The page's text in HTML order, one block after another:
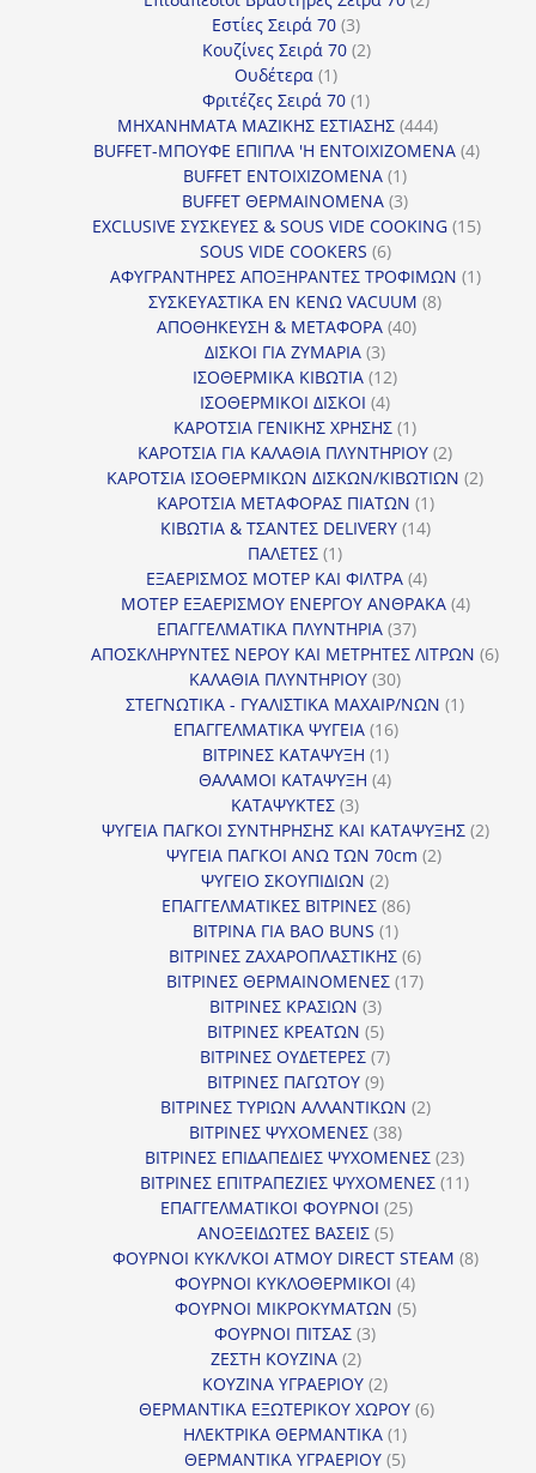
Εστίες Σειρά 70 33
προϊόντα
Κουζίνες Σειρά 70 22
Ουδέτερα 11
προϊόν
Φριτέζες Σειρά 70 11
προϊόν
ΜΗΧΑΝΗΜΑΤΑ ΜΑΖΙΚΗΣ ΕΣΤΙΑΣΗΣ 444444
προϊόντα
BUFFET-ΜΠΟΥΦΕ ΕΠΙΠΛΑ 'Η ΕΝΤΟΙΧΙΖΟΜΕΝΑ 44
BUFFET ΕΝΤΟΙΧΙΖΟΜΕΝΑ 11
προϊόν
BUFFET ΘΕΡΜΑΙΝΟΜΕΝΑ 33
προϊόντα
EXCLUSIVE ΣΥΣΚΕΥΕΣ & SOUS VIDE COOKING 1515
SOUS VIDE COOKERS 66
προϊόντα
ΑΦΥΓΡΑΝΤΗΡΕΣ ΑΠΟΞΗΡΑΝΤΕΣ ΤΡΟΦΙΜΩΝ 11
ΣΥΣΚΕΥΑΣΤΙΚΑ ΕΝ ΚΕΝΩ VACUUM 88
ΑΠΟΘΗΚΕΥΣΗ & ΜΕΤΑΦΟΡΑ 4040
ΔΙΣΚΟΙ ΓΙΑ ΖΥΜΑΡΙΑ 33
προϊόντα
ΙΣΟΘΕΡΜΙΚΑ ΚΙΒΩΤΙΑ 1212
ΙΣΟΘΕΡΜΙΚΟΙ ΔΙΣΚΟΙ 44
προϊόντα
ΚΑΡΟΤΣΙΑ ΓΕΝΙΚΗΣ ΧΡΗΣΗΣ 11
προϊόν
ΚΑΡΟΤΣΙΑ ΓΙΑ ΚΑΛΑΘΙΑ ΠΛΥΝΤΗΡΙΟΥ 22
προϊόντα
ΚΑΡΟΤΣΙΑ ΙΣΟΘΕΡΜΙΚΩΝ ΔΙΣΚΩΝ/ΚΙΒΩΤΙΩΝ 22
ΚΑΡΟΤΣΙΑ ΜΕΤΑΦΟΡΑΣ ΠΙΑΤΩΝ 11
προϊόν
ΚΙΒΩΤΙΑ & ΤΣΑΝΤΕΣ DELIVERY 1414
ΠΑΛΕΤΕΣ 11
προϊόν
ΕΞΑΕΡΙΣΜΟΣ ΜΟΤΕΡ ΚΑΙ ΦΙΛΤΡΑ 44
προϊόντα
ΜΟΤΕΡ ΕΞΑΕΡΙΣΜΟΥ ΕΝΕΡΓΟΥ ΑΝΘΡΑΚΑ 44
ΕΠΑΓΓΕΛΜΑΤΙΚΑ ΠΛΥΝΤΗΡΙΑ 3737
προϊόντα
ΑΠΟΣΚΛΗΡΥΝΤΕΣ ΝΕΡΟΥ ΚΑΙ ΜΕΤΡΗΤΕΣ ΛΙΤΡΩΝ 66
ΚΑΛΑΘΙΑ ΠΛΥΝΤΗΡΙΟΥ 3030
προϊόντα
ΣΤΕΓΝΩΤΙΚΑ - ΓΥΑΛΙΣΤΙΚΑ ΜΑΧΑΙΡ/ΝΩΝ 11
ΕΠΑΓΓΕΛΜΑΤΙΚΑ ΨΥΓΕΙΑ 1616
ΒΙΤΡΙΝΕΣ ΚΑΤΑΨΥΞΗ 11
προϊόν
ΘΑΛΑΜΟΙ ΚΑΤΑΨΥΞΗ 44
ΚΑΤΑΨΥΚΤΕΣ 33
προϊόντα
ΨΥΓΕΙΑ ΠΑΓΚΟΙ ΣΥΝΤΗΡΗΣΗΣ ΚΑΙ ΚΑΤΑΨΥΞΗΣ 22
ΨΥΓΕΙΑ ΠΑΓΚΟΙ ΑΝΩ ΤΩΝ 70cm 22
ΨΥΓΕΙΟ ΣΚΟΥΠΙΔΙΩΝ 22
προϊόντα
ΕΠΑΓΓΕΛΜΑΤΙΚΕΣ ΒΙΤΡΙΝΕΣ 8686
ΒΙΤΡΙΝΑ ΓΙΑ BAO BUNS 11
προϊόν
ΒΙΤΡΙΝΕΣ ΖΑΧΑΡΟΠΛΑΣΤΙΚΗΣ 66
προϊόντα
ΒΙΤΡΙΝΕΣ ΘΕΡΜΑΙΝΟΜΕΝΕΣ 1717
ΒΙΤΡΙΝΕΣ ΚΡΑΣΙΩΝ 33
προϊόντα
ΒΙΤΡΙΝΕΣ ΚΡΕΑΤΩΝ 55
προϊόντα
ΒΙΤΡΙΝΕΣ ΟΥΔΕΤΕΡΕΣ 77
ΒΙΤΡΙΝΕΣ ΠΑΓΩΤΟΥ 99
προϊόντα
ΒΙΤΡΙΝΕΣ ΤΥΡΙΩΝ ΑΛΛΑΝΤΙΚΩΝ 22
ΒΙΤΡΙΝΕΣ ΨΥΧΟΜΕΝΕΣ 3838
προϊόντα
ΒΙΤΡΙΝΕΣ ΕΠΙΔΑΠΕΔΙΕΣ ΨΥΧΟΜΕΝΕΣ 2323
προϊόντα
ΒΙΤΡΙΝΕΣ ΕΠΙΤΡΑΠΕΖΙΕΣ ΨΥΧΟΜΕΝΕΣ 1111
ΕΠΑΓΓΕΛΜΑΤΙΚΟΙ ΦΟΥΡΝΟΙ 2525
ΑΝΟΞΕΙΔΩΤΕΣ ΒΑΣΕΙΣ 55
προϊόντα
ΦΟΥΡΝΟΙ ΚΥΚΛ/ΚΟΙ ΑΤΜΟΥ DIRECT STEAM 88
ΦΟΥΡΝΟΙ ΚΥΚΛΟΘΕΡΜΙΚΟΙ 44
προϊόντα
ΦΟΥΡΝΟΙ ΜΙΚΡΟΚΥΜΑΤΩΝ 55
ΦΟΥΡΝΟΙ ΠΙΤΣΑΣ 33
ΖΕΣΤΗ ΚΟΥΖΙΝΑ 22
προϊόντα
ΚΟΥΖΙΝΑ ΥΓΡΑΕΡΙΟΥ 22
προϊόντα
ΘΕΡΜΑΝΤΙΚΑ ΕΞΩΤΕΡΙΚΟΥ ΧΩΡΟΥ 66
ΗΛΕΚΤΡΙΚΑ ΘΕΡΜΑΝΤΙΚΑ 11
προϊόν
ΘΕΡΜΑΝΤΙΚΑ ΥΓΡΑΕΡΙΟΥ 55